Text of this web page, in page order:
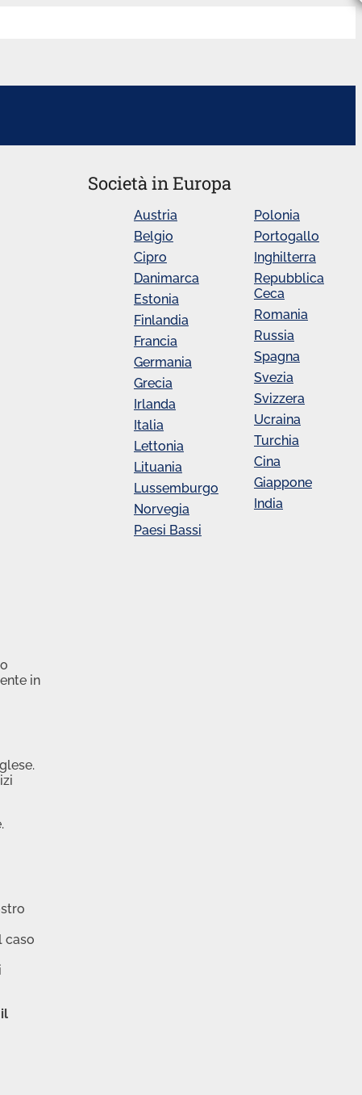
in
caso
Società in Europa
Austria
Belgio
Cipro
Danimarca
Estonia
Finlandia
Francia
Germania
Grecia
Irlanda
Italia
Lettonia
Lituania
Lussemburgo
Norvegia
Paesi Bassi
Polonia
Portogallo
Inghilterra
Repubblica
Ceca
Romania
Russia
Spagna
Svezia
Svizzera
Ucraina
Turchia
Cina
Giappone
India